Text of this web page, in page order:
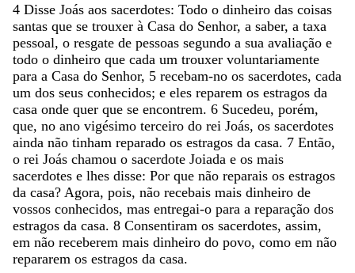
4 Disse Joás aos sacerdotes: Todo o dinheiro das coisas
santas que se trouxer à Casa do Senhor, a saber, a taxa
pessoal, o resgate de pessoas segundo a sua avaliação e
todo o dinheiro que cada um trouxer voluntariamente
para a Casa do Senhor, 5 recebam-no os sacerdotes, cada
um dos seus conhecidos; e eles reparem os estragos da
casa onde quer que se encontrem. 6 Sucedeu, porém,
que, no ano vigésimo terceiro do rei Joás, os sacerdotes
ainda não tinham reparado os estragos da casa. 7 Então,
o rei Joás chamou o sacerdote Joiada e os mais
sacerdotes e lhes disse: Por que não reparais os estragos
da casa? Agora, pois, não recebais mais dinheiro de
vossos conhecidos, mas entregai-o para a reparação dos
estragos da casa. 8 Consentiram os sacerdotes, assim,
em não receberem mais dinheiro do povo, como em não
repararem os estragos da casa.